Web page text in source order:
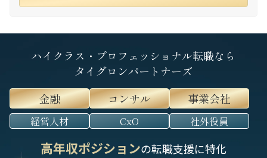
ハイクラス・プロフェッショナル転職なら
タイグロンパートナーズ
金融
コンサル 事業会社
経営人材 CxO 社外役員
高年収ポジションの転職支援に特化